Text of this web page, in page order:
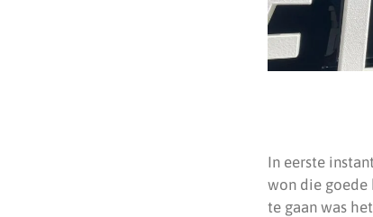
In eerste
won die goede
te gaan was